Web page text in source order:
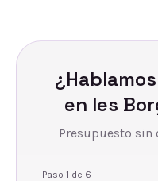
en les
Presupuesto sin
Paso 1 de 6